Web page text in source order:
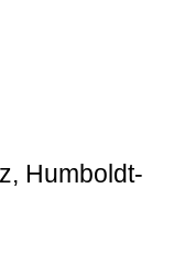
Humboldt-